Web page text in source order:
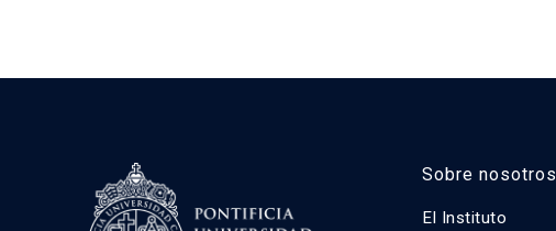
Sobre nosotros
El Instituto